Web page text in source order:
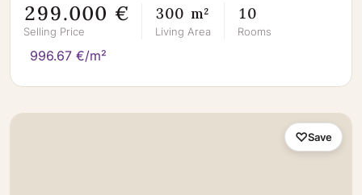
299.000 €
Selling Price
300 m²
Living Area
10
Rooms
996.67 €/m²
Save